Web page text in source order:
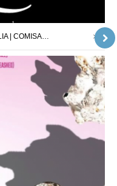
ECCO TUTTO QUI | MAURIZIO BATTAGLIA | COMISARIO : JORDI PALLARÈS | 26.04.25 – 24.05.25